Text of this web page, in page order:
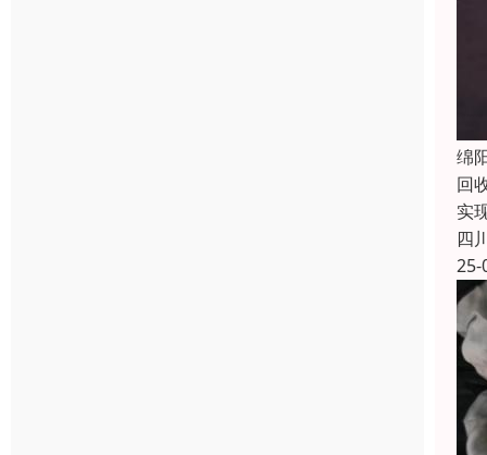
绵
回
实
四
25-